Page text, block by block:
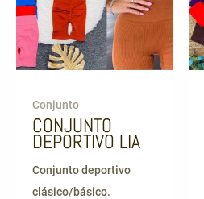
Conjunto
CONJUNTO
DEPORTIVO LIA
Conjunto deportivo
clásico/básico.